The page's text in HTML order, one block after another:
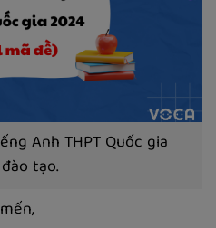
Anh THPT Quốc gia
tạo.